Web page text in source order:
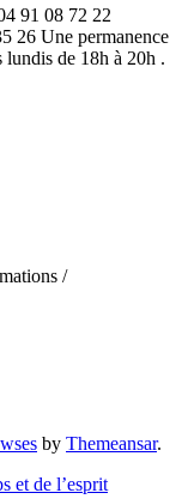
91 08 72 22
26 Une permanence
lundis de 18h à 20h .
/
by Themeansar.
et de l’esprit